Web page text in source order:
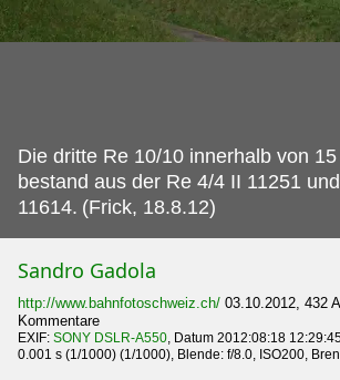
Die dritte Re 10/10 innerhalb von
bestand aus der Re 4/4 II 11251
11614. (Frick, 18.8.12)
Sandro Gadola
http://www.bahnfotoschweiz.ch/ 03.10.2012, 432
Kommentare
EXIF: SONY DSLR-A550, Datum 2012:08:18
0.001 s (1/1000) (1/1000), Blende: f/8.0, ISO200,